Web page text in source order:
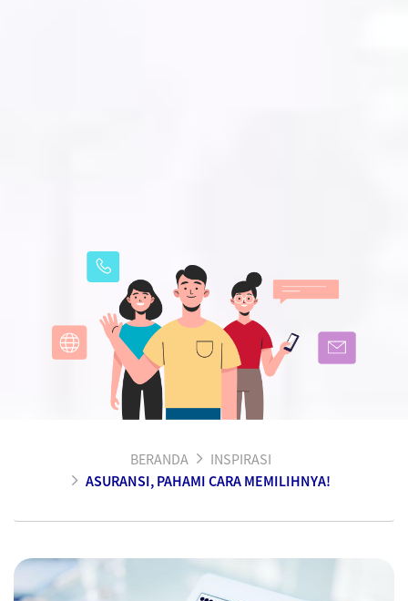
BERANDA
INSPIRASI
ASURANSI, PAHAMI CARA MEMILIHNYA!